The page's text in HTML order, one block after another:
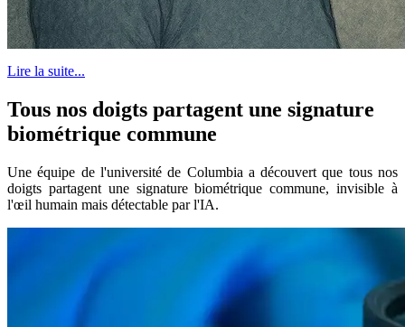
Lire la suite...
Tous nos doigts partagent une signature
biométrique commune
Une équipe de l'université de Columbia a découvert que tous nos
doigts partagent une signature biométrique commune, invisible à
l'œil humain mais détectable par l'IA.